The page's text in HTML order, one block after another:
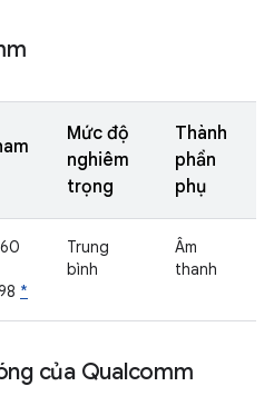
Mức độ
nghiêm
trọng
Thành
phần
phụ
*
Trung
bình
Âm
thanh
của Qualcomm